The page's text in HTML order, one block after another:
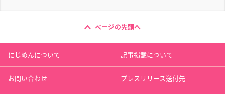
ページの先頭へ
にじめんについて 記事掲載について
お問い合わせ プレスリリース送付先